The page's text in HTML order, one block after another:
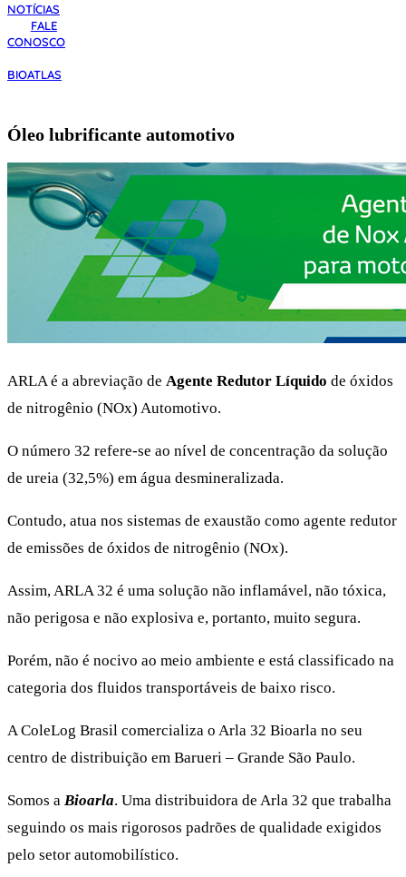
NOTÍCIAS
FALE
CONOSCO
BIOATLAS
Óleo lubrificante automotivo
ARLA é a abreviação de Agente Redutor Líquido de óxidos
de nitrogênio (NOx) Automotivo.
O número 32 refere-se ao nível de concentração da solução
de ureia (32,5%) em água desmineralizada.
Contudo, atua nos sistemas de exaustão como agente redutor
de emissões de óxidos de nitrogênio (NOx).
Assim, ARLA 32 é uma solução não inflamável, não tóxica,
não perigosa e não explosiva e, portanto, muito segura.
Porém, não é nocivo ao meio ambiente e está classificado na
categoria dos fluidos transportáveis de baixo risco.
A ColeLog Brasil comercializa o Arla 32 Bioarla no seu
centro de distribuição em Barueri – Grande São Paulo.
Somos a Bioarla. Uma distribuidora de Arla 32 que trabalha
seguindo os mais rigorosos padrões de qualidade exigidos
pelo setor automobilístico.